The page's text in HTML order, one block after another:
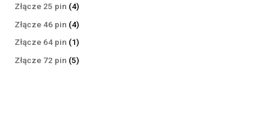
Złącze 25 pin 44
produkty
Złącze 46 pin 44
produkty
Złącze 64 pin 11
produkt
Złącze 72 pin 55